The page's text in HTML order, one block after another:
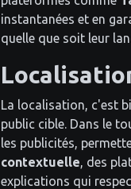
instantanées et en
quelle que soit leur
La localisation, c'est
public cible. Dans le
les publicités,
contextuelle , des
explications qui